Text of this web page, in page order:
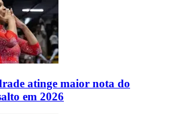
atinge maior nota do
em 2026